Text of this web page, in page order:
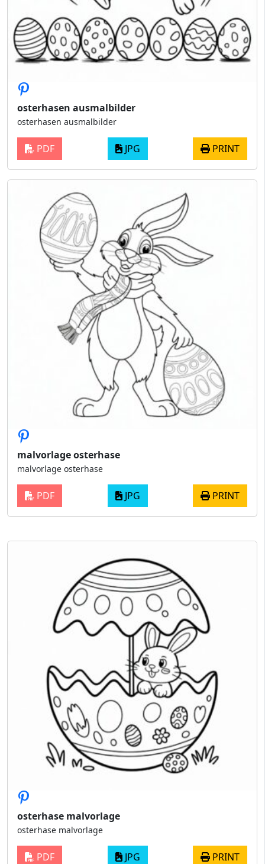
osterhasen ausmalbilder
osterhasen ausmalbilder
PDF JPG PRINT
malvorlage osterhase
malvorlage osterhase
PDF JPG PRINT
osterhase malvorlage
osterhase malvorlage
PDF JPG PRINT